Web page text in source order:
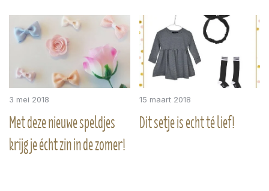
3 mei 2018
Met deze nieuwe speldjes
krijg je écht zin in de zomer!
15 maart 2018
Dit setje is echt té lief!